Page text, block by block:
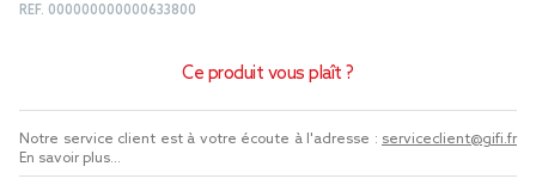
REF. 000000000000633800
Ce produit vous plaît ?
Notre service client est à votre écoute à l'adresse : serviceclient@gifi.fr
En savoir plus...